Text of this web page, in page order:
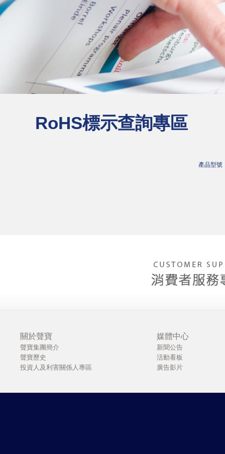
RoHS標示查詢專區
產品型號
關於聲寶
聲寶集團簡介
聲寶歷史
投資人及利害關係人專區
媒體中心
新聞公告
活動看板
廣告影片